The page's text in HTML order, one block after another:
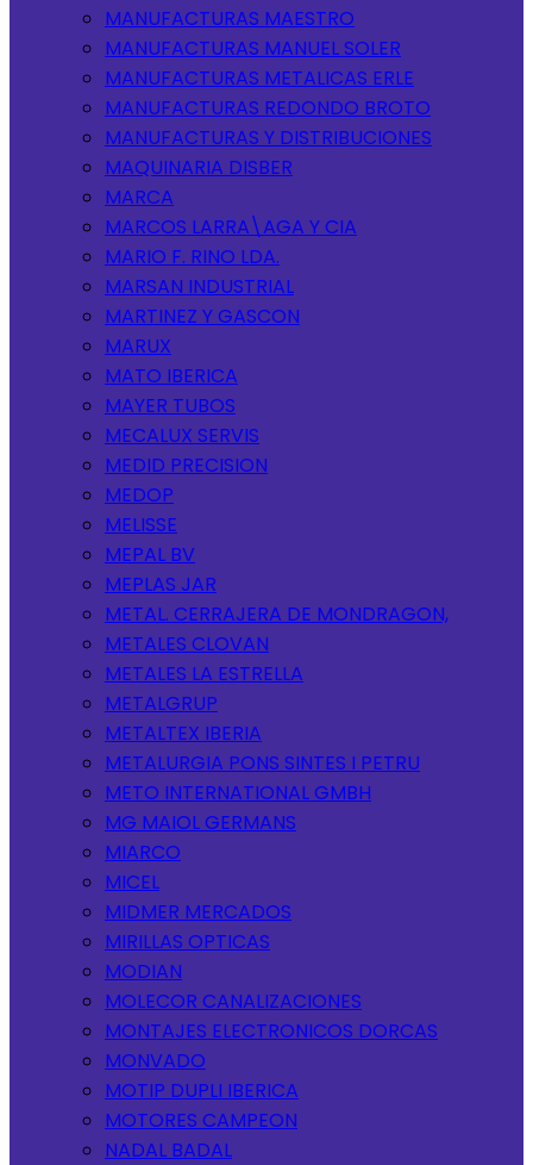
MANUFACTURAS MAESTRO
MANUFACTURAS MANUEL SOLER
MANUFACTURAS METALICAS ERLE
MANUFACTURAS REDONDO BROTO
MANUFACTURAS Y DISTRIBUCIONES
MAQUINARIA DISBER
MARCA
MARCOS LARRA\AGA Y CIA
MARIO F. RINO LDA.
MARSAN INDUSTRIAL
MARTINEZ Y GASCON
MARUX
MATO IBERICA
MAYER TUBOS
MECALUX SERVIS
MEDID PRECISION
MEDOP
MELISSE
MEPAL BV
MEPLAS JAR
METAL. CERRAJERA DE MONDRAGON,
METALES CLOVAN
METALES LA ESTRELLA
METALGRUP
METALTEX IBERIA
METALURGIA PONS SINTES I PETRU
METO INTERNATIONAL GMBH
MG MAIOL GERMANS
MIARCO
MICEL
MIDMER MERCADOS
MIRILLAS OPTICAS
MODIAN
MOLECOR CANALIZACIONES
MONTAJES ELECTRONICOS DORCAS
MONVADO
MOTIP DUPLI IBERICA
MOTORES CAMPEON
NADAL BADAL